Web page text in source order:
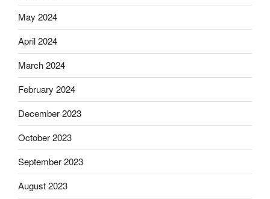
May 2024
April 2024
March 2024
February 2024
December 2023
October 2023
September 2023
August 2023